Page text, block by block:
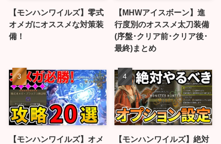
【モンハンワイルズ】零式
オメガにオススメな対策装
備！
【MHWアイスボーン】進
行度別のオススメ太刀装備
(序盤･クリア前･クリア後･
最終)まとめ
【モンハンワイルズ】オメ
【モンハンワイルズ】絶対